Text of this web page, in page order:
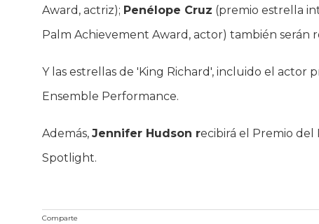
Award, actriz); Penélope Cruz (premio estrella
Palm Achievement Award, actor) también serán
Y las estrellas de 'King Richard', incluido el actor
Ensemble Performance.
Además,Jennifer Hudson recibirá el Premio del
Spotlight.
Comparte